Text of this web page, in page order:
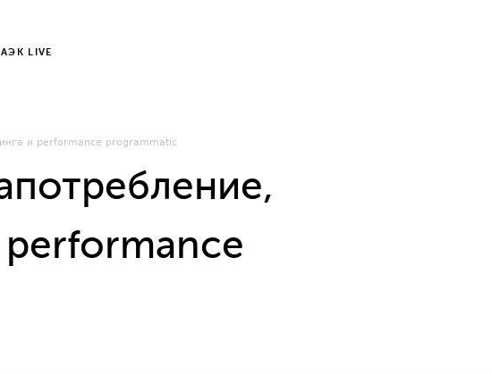
LIVE
и performance programmatic
performance